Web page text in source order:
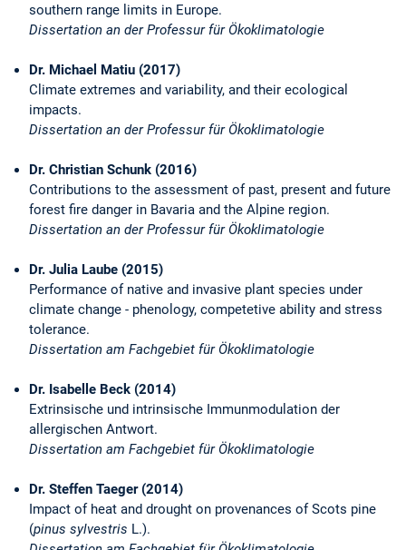
southern range limits in Europe.
Dissertation an der Professur für Ökoklimatologie
Dr. Michael Matiu (2017)
Climate extremes and variability, and their ecological
impacts.
Dissertation an der Professur für Ökoklimatologie
Dr. Christian Schunk (2016)
Contributions to the assessment of past, present and future
forest fire danger in Bavaria and the Alpine region.
Dissertation an der Professur für Ökoklimatologie
Dr. Julia Laube (2015)
Performance of native and invasive plant species under
climate change - phenology, competetive ability and stress
tolerance.
Dissertation am Fachgebiet für Ökoklimatologie
Dr. Isabelle Beck (2014)
Extrinsische und intrinsische Immunmodulation der
allergischen Antwort.
Dissertation am Fachgebiet für Ökoklimatologie
Dr. Steffen Taeger (2014)
Impact of heat and drought on provenances of Scots pine
(pinus sylvestris L.).